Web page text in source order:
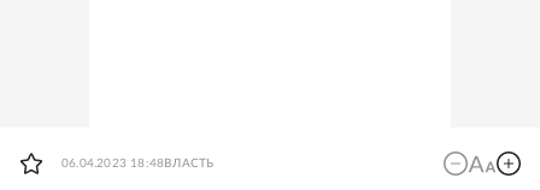
06.04.2023 18:48 ВЛАСТЬ